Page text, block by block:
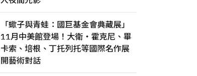
「蠍子與青蛙：國巨基金會典藏展」
11月中美館登場！大衛・霍克尼、畢
卡索、培根、丁托列托等國際名作展
開藝術對話